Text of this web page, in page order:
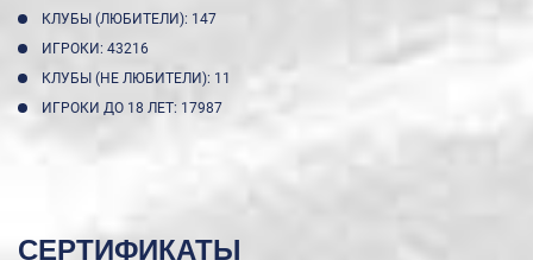
КЛУБЫ (ЛЮБИТЕЛИ): 147
ИГРОКИ: 43216
КЛУБЫ (НЕ ЛЮБИТЕЛИ): 11
ИГРОКИ ДО 18 ЛЕТ: 17987
СЕРТИФИКАТЫ